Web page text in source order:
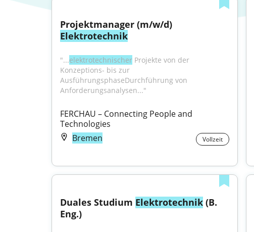
Elektrotechnik
"...elektrotechnischer Projekte von der
Konzeptions- bis zur
AusführungsphaseDurchführung von
Anforderungsanalysen..."
FERCHAU – Connecting People and
Technologies
Bremen
Vollzeit
Duales Studium Elektrotechnik (B.
Eng.)